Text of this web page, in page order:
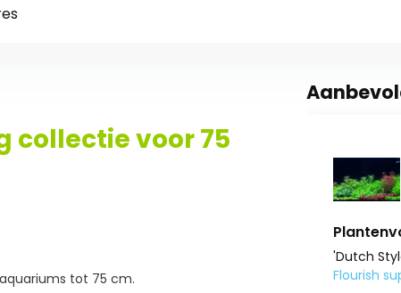
collectie voor 75
tot 75 cm.
'Dutch
Flourish